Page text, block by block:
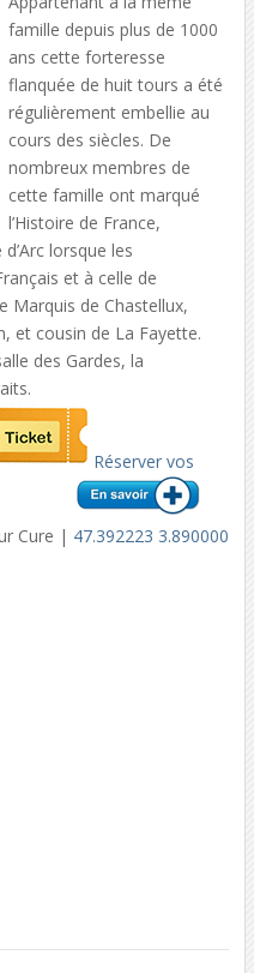
famille depuis plus de 1000
ans cette forteresse
flanquée de huit tours a été
régulièrement embellie au
cours des siècles. De
nombreux membres de
cette famille ont marqué
l’Histoire de France,
lorsque les
et à celle de
Marquis de Chastellux,
et cousin de La Fayette.
des Gardes, la
Réserver vos
Cure | 47.392223 3.890000